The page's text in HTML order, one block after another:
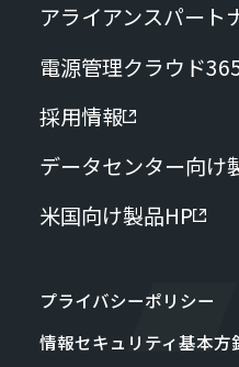
アライアンスパート
電源管理クラウド
採用情報
データセンター向け
米国向け製品HP
プライバシーポリシー
情報セキュリティ基本方